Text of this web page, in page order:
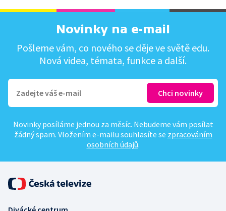
Novinky na e-mail
Pošleme vám, co nového se děje ve světě edu.
Nová videa, témata, funkce a další.
Novinky posíláme jednou za měsíc. Nebudeme vám posílat
žádný spam. Vložením e-mailu souhlasíte se zpracováním
osobních údajů.